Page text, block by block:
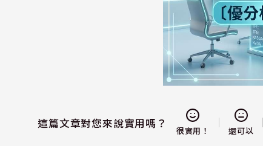
這篇文章對您來說實用嗎？
很實用！ 還可以